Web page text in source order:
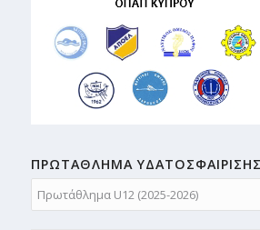
ΠΡΩΤΑΘΛΗMA